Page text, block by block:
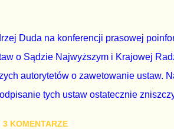
Duda na konferencji prasowej
o Sądzie Najwyższym i Krajowej
autorytetów o zawetowanie ustaw.
tych ustaw ostatecznie
3 KOMENTARZE